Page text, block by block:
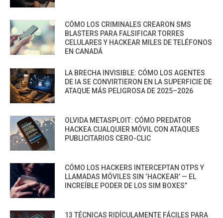
CÓMO LOS CRIMINALES CREARON SMS
BLASTERS PARA FALSIFICAR TORRES
CELULARES Y HACKEAR MILES DE TELÉFONOS
EN CANADÁ
LA BRECHA INVISIBLE: CÓMO LOS AGENTES
DE IA SE CONVIRTIERON EN LA SUPERFICIE DE
ATAQUE MÁS PELIGROSA DE 2025–2026
OLVIDA METASPLOIT: CÓMO PREDATOR
HACKEA CUALQUIER MÓVIL CON ATAQUES
PUBLICITARIOS CERO-CLIC
CÓMO LOS HACKERS INTERCEPTAN OTPS Y
LLAMADAS MÓVILES SIN ‘HACKEAR’ — EL
INCREÍBLE PODER DE LOS SIM BOXES”
13 TÉCNICAS RIDÍCULAMENTE FÁCILES PARA